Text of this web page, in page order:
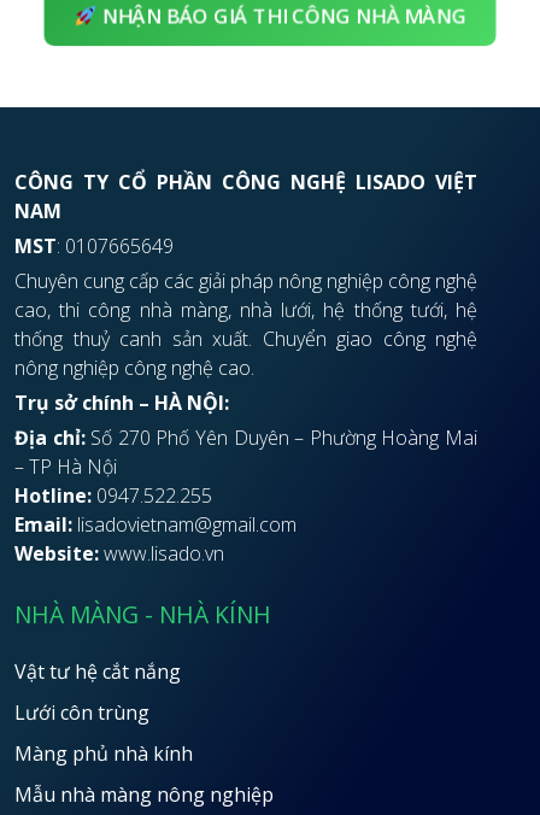
NHẬN BÁO GIÁ THI CÔNG NHÀ MÀNG
CÔNG TY CỔ PHẦN CÔNG NGHỆ LISADO VIỆT
NAM
MST: 0107665649
Chuyên cung cấp các giải pháp nông nghiệp công nghệ
cao, thi công nhà màng, nhà lưới, hệ thống tưới, hệ
thống thuỷ canh sản xuất. Chuyển giao công nghệ
nông nghiệp công nghệ cao.
Trụ sở chính – HÀ NỘI:
Địa chỉ:Số 270 Phố Yên Duyên – Phường Hoàng Mai
– TP Hà Nội
Hotline: 0947.522.255
Email: lisadovietnam@gmail.com
Website:www.lisado.vn
NHÀ MÀNG - NHÀ KÍNH
Vật tư hệ cắt nắng
Lưới côn trùng
Màng phủ nhà kính
Mẫu nhà màng nông nghiệp